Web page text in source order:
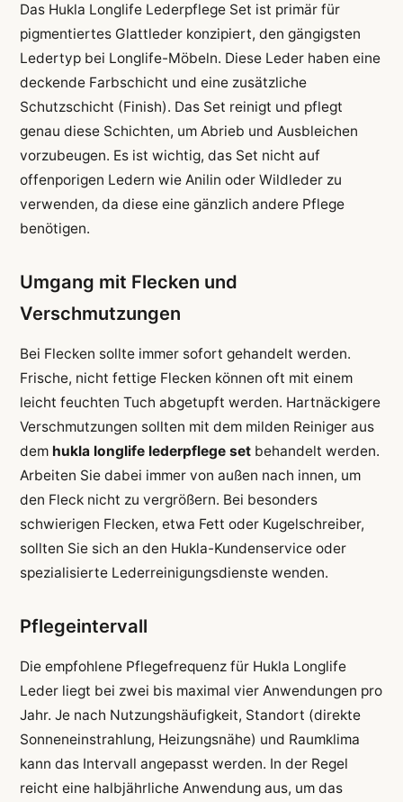
Das Hukla Longlife Lederpflege Set ist primär für
pigmentiertes Glattleder konzipiert, den gängigsten
Ledertyp bei Longlife-Möbeln. Diese Leder haben eine
deckende Farbschicht und eine zusätzliche
Schutzschicht (Finish). Das Set reinigt und pflegt
genau diese Schichten, um Abrieb und Ausbleichen
vorzubeugen. Es ist wichtig, das Set nicht auf
offenporigen Ledern wie Anilin oder Wildleder zu
verwenden, da diese eine gänzlich andere Pflege
benötigen.
Umgang mit Flecken und
Verschmutzungen
Bei Flecken sollte immer sofort gehandelt werden.
Frische, nicht fettige Flecken können oft mit einem
leicht feuchten Tuch abgetupft werden. Hartnäckigere
Verschmutzungen sollten mit dem milden Reiniger aus
dem hukla longlife lederpflege setbehandelt werden.
Arbeiten Sie dabei immer von außen nach innen, um
den Fleck nicht zu vergrößern. Bei besonders
schwierigen Flecken, etwa Fett oder Kugelschreiber,
sollten Sie sich an den Hukla-Kundenservice oder
spezialisierte Lederreinigungsdienste wenden.
Pflegeintervall
Die empfohlene Pflegefrequenz für Hukla Longlife
Leder liegt bei zwei bis maximal vier Anwendungen pro
Jahr. Je nach Nutzungshäufigkeit, Standort (direkte
Sonneneinstrahlung, Heizungsnähe) und Raumklima
kann das Intervall angepasst werden. In der Regel
reicht eine halbjährliche Anwendung aus, um das